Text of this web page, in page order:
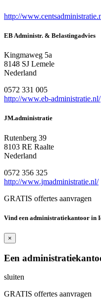
http://
EB Administr. & Belastingadvies
Kingmaweg 5a
8148 SJ Lemele
Nederland
0572 331 005
http://www.eb-administratie.nl/
JM.administratie
Rutenberg 39
8103 RE Raalte
Nederland
0572 356 325
http://www.jmadministratie.nl/
GRATIS offertes aanvragen
Vind een administratiekantoor in
×
Een
sluiten
GRATIS offertes aanvragen